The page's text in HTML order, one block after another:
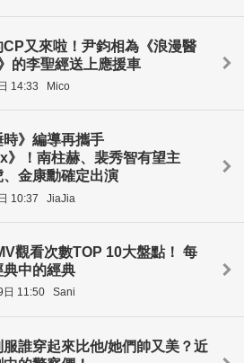
又來啦！尹鈞相為《浪漫醫
的李聖經送上應援車
14:33 Mico
時》編導再攜手
》！南柱赫、裴秀智有望主
金康勳確定出演
10:37 JiaJia
觀看次數TOP 10大盤點！ 每
中的經典
日 11:50 Sani
誰穿起來比他/她們帥又美？近